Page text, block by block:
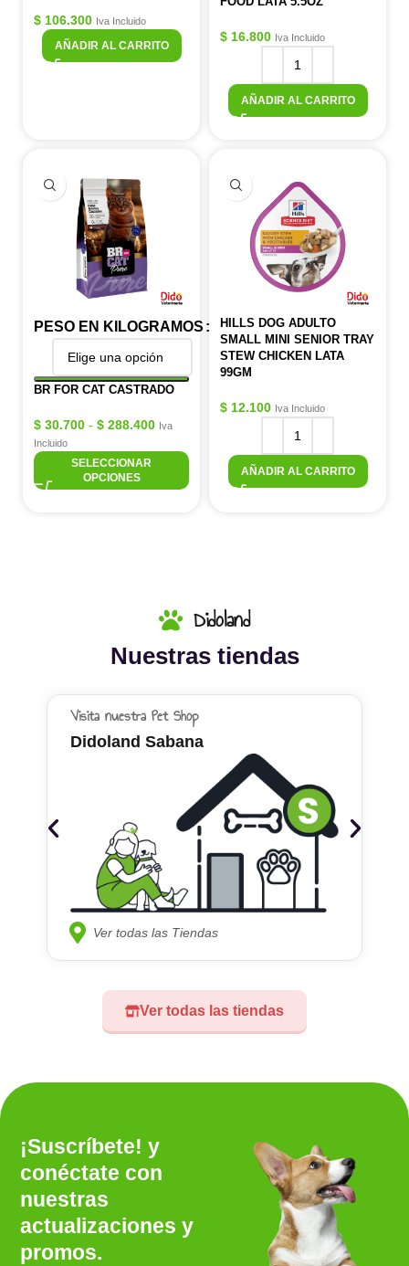
$ 106.300 Iva Incluido
AÑADIR AL CARRITO
$ 16.800 Iva Incluido
AÑADIR AL CARRITO
PESO EN KILOGRAMOS
BR FOR CAT CASTRADO
$ 30.700 - $ 288.400 Iva
Incluido
SELECCIONAR
OPCIONES
HILLS DOG ADULTO
SMALL MINI SENIOR TRAY
STEW CHICKEN LATA
99GM
$ 12.100 Iva Incluido
AÑADIR AL CARRITO
Didoland
Nuestras tiendas
Ver todas las tiendas
Visita nuestra Pet Shop
Didoland Sabana
Ver todas las Tiendas
¡Suscríbete! y
conéctate con
nuestras
actualizaciones y
promos.